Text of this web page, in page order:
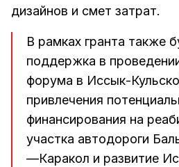
дизайнов и смет затрат.
В рамках гранта также
поддержка в
форума в Иссык-
привлечения
финансирования на
участка автодороги
—Каракол и развитие